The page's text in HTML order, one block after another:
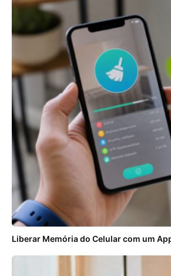
Liberar Memória do Celular com um